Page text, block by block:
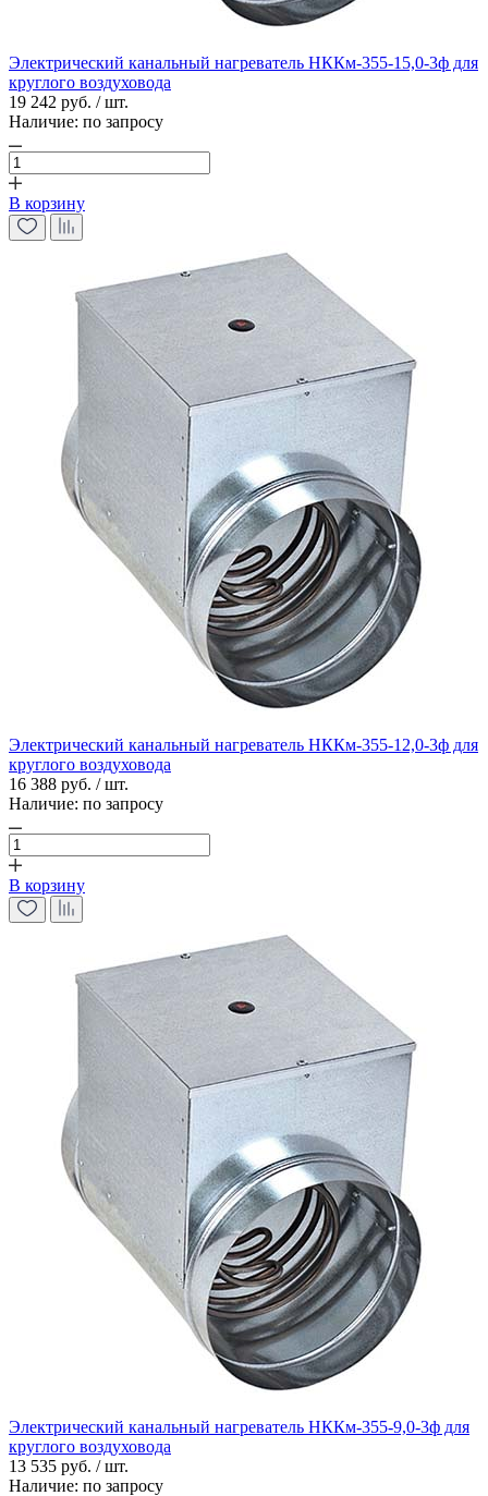
Электрический канальный нагреватель НККм-355-15,0-3ф для
круглого воздуховода
19 242 руб. / шт.
Наличие: по запросу
В корзину
Электрический канальный нагреватель НККм-355-12,0-3ф для
круглого воздуховода
16 388 руб. / шт.
Наличие: по запросу
В корзину
Электрический канальный нагреватель НККм-355-9,0-3ф для
круглого воздуховода
13 535 руб. / шт.
Наличие: по запросу